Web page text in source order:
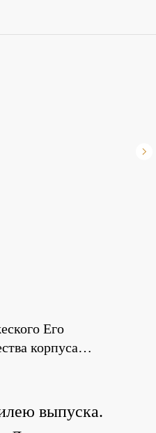
Его
корпуса…
выпуска.